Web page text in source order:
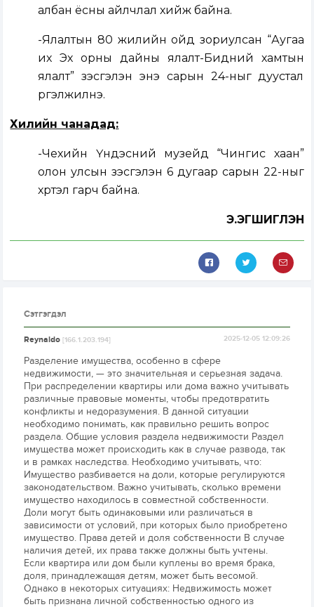
албан ёсны айлчлал хийж байна.
-Ялалтын 80 жилийн ойд зориулсан “Аугаа
их Эх орны дайны ялалт-Бидний хамтын
ялалт” үзэсгэлэн энэ сарын 24-ныг дуустал
үргэлжилнэ.
Хилийн чанадад:
-Чехийн Үндэсний музейд “Чингис хаан”
олон улсын үзэсгэлэн 6 дугаар сарын 22-ныг
хүртэл гарч байна.
Э.ЭГШИГЛЭН
Сэтгэгдэл
Reynaldo[166.1.203.194] 2025-12-05 12:09:26
Разделение имущества, особенно в сфере
недвижимости, — это значительная и серьезная задача.
При распределении квартиры или дома важно учитывать
различные правовые моменты, чтобы предотвратить
конфликты и недоразумения. В данной ситуации
необходимо понимать, как правильно решить вопрос
раздела. Общие условия раздела недвижимости Раздел
имущества может происходить как в случае развода, так
и в рамках наследства. Необходимо учитывать, что:
Имущество разбивается на доли, которые регулируются
законодательством. Важно учитывать, сколько времени
имущество находилось в совместной собственности.
Доли могут быть одинаковыми или различаться в
зависимости от условий, при которых было приобретено
имущество. Права детей и доля собственности В случае
наличия детей, их права также должны быть учтены.
Если квартира или дом были куплены во время брака,
доля, принадлежащая детям, может быть весомой.
Однако в некоторых ситуациях: Недвижимость может
быть признана личной собственностью одного из